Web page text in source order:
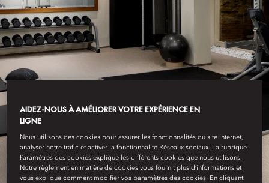
FITNESS AND
WELLNESS
AIDEZ-NOUS À AMÉLIORER VOTRE EXPÉRIENCE EN
LIGNE
Nous utilisons des cookies pour assurer les fonctionnalités du site Internet,
analyser notre trafic et activer la fonctionnalité Réseaux sociaux. La rubrique
Paramètres des cookies explique les différents cookies que nous utilisons.
Notre règlement en matière de cookies vous fournit plus d’informations et
vous explique comment modifier vos paramètres des cookies. En cliquant